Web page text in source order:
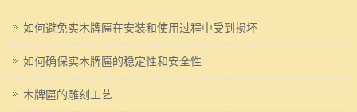
如何避免实木牌匾在安装和使用过程中受到损坏
如何确保实木牌匾的稳定性和安全性
木牌匾的雕刻工艺